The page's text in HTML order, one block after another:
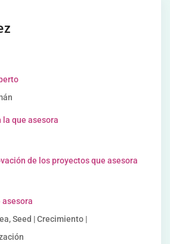
que asesora
de los proyectos que asesora
asesora
Seed | Crecimiento |